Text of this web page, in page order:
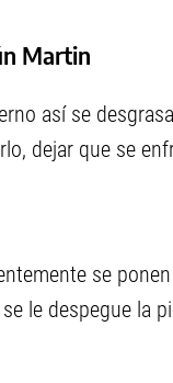
Martin
así se
dejar que se
se
le despegue la